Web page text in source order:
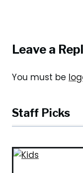
Leave a
You must be
Staff Picks